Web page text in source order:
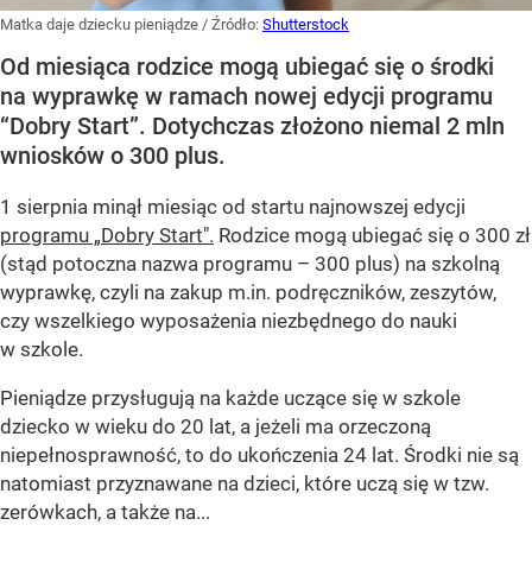
Matka daje dziecku pieniądze / Źródło: Shutterstock
Od miesiąca rodzice mogą ubiegać się o środki
na wyprawkę w ramach nowej edycji programu
“Dobry Start”. Dotychczas złożono niemal 2 mln
wniosków o 300 plus.
1 sierpnia minął miesiąc od startu najnowszej edycji
programu „Dobry Start". Rodzice mogą ubiegać się o 300 zł
(stąd potoczna nazwa programu – 300 plus) na szkolną
wyprawkę, czyli na zakup m.in. podręczników, zeszytów,
czy wszelkiego wyposażenia niezbędnego do nauki
w szkole.
Pieniądze przysługują na każde uczące się w szkole
dziecko w wieku do 20 lat, a jeżeli ma orzeczoną
niepełnosprawność, to do ukończenia 24 lat. Środki nie są
natomiast przyznawane na dzieci, które uczą się w tzw.
zerówkach, a także na...